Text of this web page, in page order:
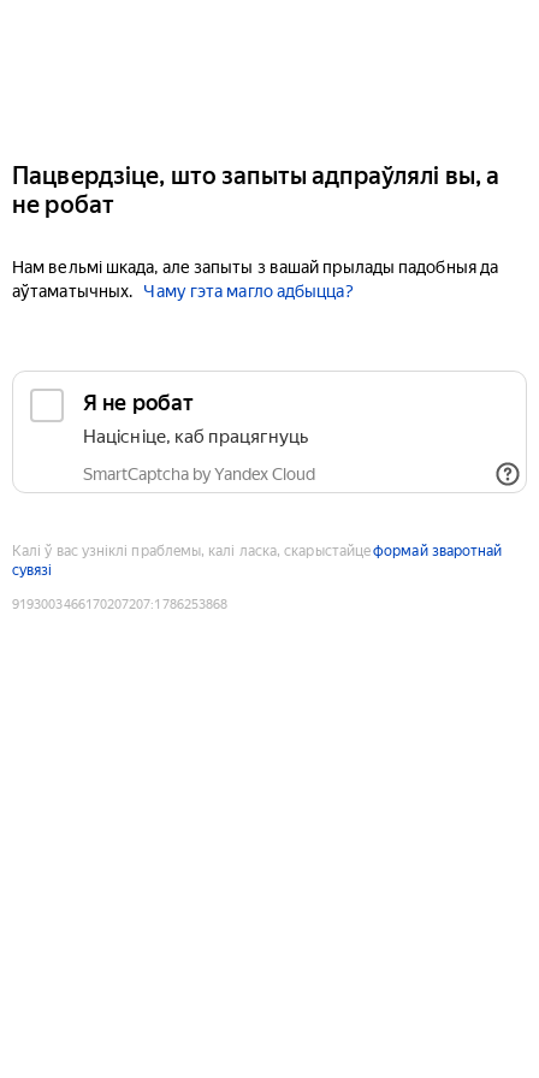
Пацвердзіце, што запыты адпраўлялі вы, а
не робат
Нам вельмі шкада, але запыты з вашай прылады падобныя да
аўтаматычных.
Чаму гэта магло адбыцца?
Я не робат
Націсніце, каб працягнуць
SmartCaptcha by Yandex Cloud
Калі ў вас узніклі праблемы, калі ласка, скарыстайцеформай зваротнай
сувязі
9193003466170207207:1786253868